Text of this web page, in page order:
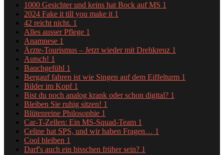
1000 Gesichter und keins hat Bock auf MS 1
2024 Fake it till you make it 1
42 reicht nicht. 1
Alles ausser Pflege 1
Anamnese 1
Ärzte-Tourismus – Jetzt wieder mit Drehkreuz 1
Autsch! 1
Bauchgefühl 1
Bergauf fahren ist wie Singen auf dem Eiffelturm 1
Bilder im Kopf 1
Bist du noch analog krank oder schon digital? 1
Bleiben Sie ruhig sitzen! 1
Blütenreine Philosophie 1
Car-T-Zellen: Ein MS-Squad-Team 1
Celine hat SPS, und wir haben Fragen… 1
Cool bleiben 1
Darf's auch ein bisschen früher sein? 1